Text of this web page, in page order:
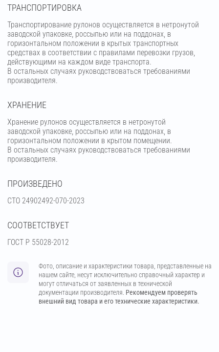
ТРАНСПОРТИРОВКА
Транспортирование рулонов осуществляется в нетронутой
заводской упаковке, россыпью или на поддонах, в
горизонтальном положении в крытых транспортных
средствах в соответствии с правилами перевозки грузов,
действующими на каждом виде транспорта.
В остальных случаях руководствоваться требованиями
производителя.
ХРАНЕНИЕ
Хранение рулонов осуществляется в нетронутой
заводской упаковке, россыпью или на поддонах, в
горизонтальном положении в крытом помещении.
В остальных случаях руководствоваться требованиями
производителя.
ПРОИЗВЕДЕНО
СТО 24902492-070-2023
СООТВЕТСТВУЕТ
ГОСТ Р 55028-2012
Фото, описание и характеристики товара, представленные на
нашем сайте, несут исключительно справочный характер и
могут отличаться от заявленных в технической
документации производителя. Рекомендуем проверять
внешний вид товара и его технические характеристики.